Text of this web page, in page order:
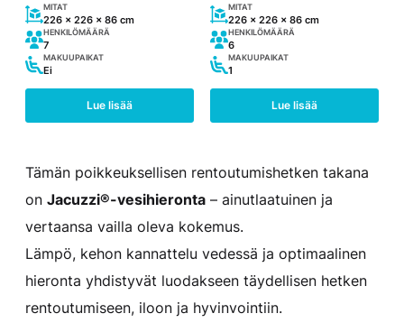
MITAT
226 x 226 x 86 cm
HENKILÖMÄÄRÄ
7
MAKUUPAIKAT
Ei
Lue lisää
MITAT
226 x 226 x 86 cm
HENKILÖMÄÄRÄ
6
MAKUUPAIKAT
1
Lue lisää
Tämän poikkeuksellisen rentoutumishetken takana
on Jacuzzi®-vesihieronta – ainutlaatuinen ja
vertaansa vailla oleva kokemus.
Lämpö, kehon kannattelu vedessä ja optimaalinen
hieronta yhdistyvät luodakseen täydellisen hetken
rentoutumiseen, iloon ja hyvinvointiin.